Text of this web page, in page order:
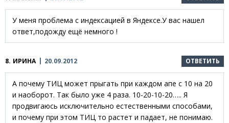
У меня проблема с индексацией в Яндексе.У вас нашел
ответ,подожду ещё немного !
8. ИРИНА 20.09.2012 ОТВЕТИТЬ
А почему ТИЦ может прыгать при каждом апе с 10 на 20
и наоборот. Так было уже 4 раза. 10-20-10-20….. Я
продвигаюсь исключительно естественными способами,
и почему при этом ТИЦ то растет и падает, не понимаю.